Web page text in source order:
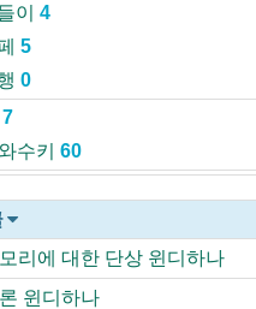
이 4
5
0
7
수키 60
리에 대한 단상 윈디하나
윈디하나